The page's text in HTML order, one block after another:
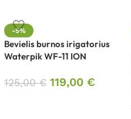
-5%
Bevielis burnos irigatorius
Waterpik WF-11 ION
125,00€ 119,00 €